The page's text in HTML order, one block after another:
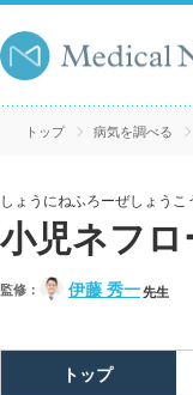
トップ 病気を調べる
しょうにねふろーぜしょうこ
小児ネフ
監修： 伊藤 秀一先生
トップ